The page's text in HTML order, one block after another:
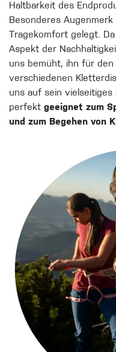
Haltbarkeit des
Besonderes
Tragekomfort gelegt.
Aspekt der
uns bemüht, ihn für den
verschiedenen
uns auf sein
perfekt geeignet zum
und zum Begehen von